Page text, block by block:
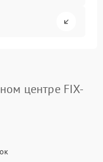
центре FIX-